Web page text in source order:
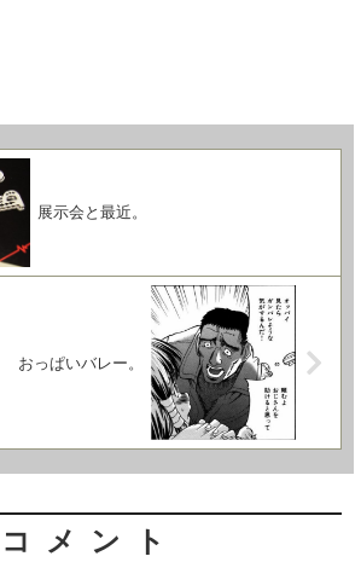
展示会と最近。
おっぱいバレー。
コメント